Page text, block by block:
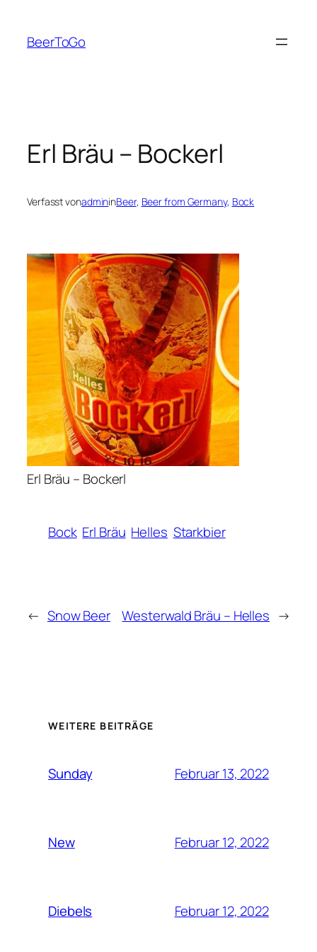
springen
BeerToGo
Erl Bräu – Bockerl
Verfasst vonadmininBeer, Beer from Germany, Bock
Erl Bräu – Bockerl
Bock Erl Bräu Helles Starkbier
← Snow Beer Westerwald Bräu – Helles →
WEITERE BEITRÄGE
Sunday Februar 13, 2022
New Februar 12, 2022
Diebels Februar 12, 2022